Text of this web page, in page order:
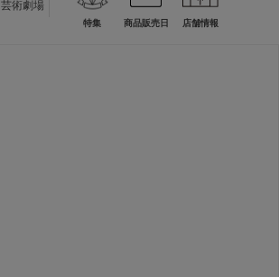
芸術劇場
特集 商品販売日 店舗情報